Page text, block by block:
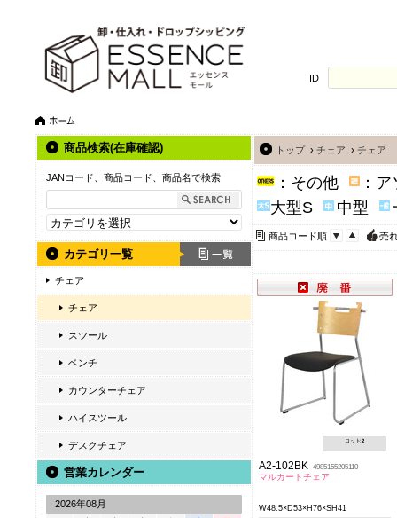
ID
商品検索(在庫確認)
JANコード、商品コード、商品名で検索
カテゴリ一覧
チェア
チェア
スツール
ベンチ
カウンターチェア
ハイスツール
デスクチェア
営業カレンダー
2026年08月
トップ› チェア › チェア
：その他
：
大型S
中型
商品コード順 売
ロット:2
A2-102BK 4985155205110
マルカートチェア
W48.5×D53×H76×SH41